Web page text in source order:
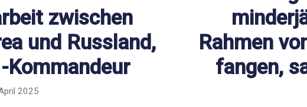
zwischen
und Russland,
Kommandeur
2025
Rahmen
fangen,